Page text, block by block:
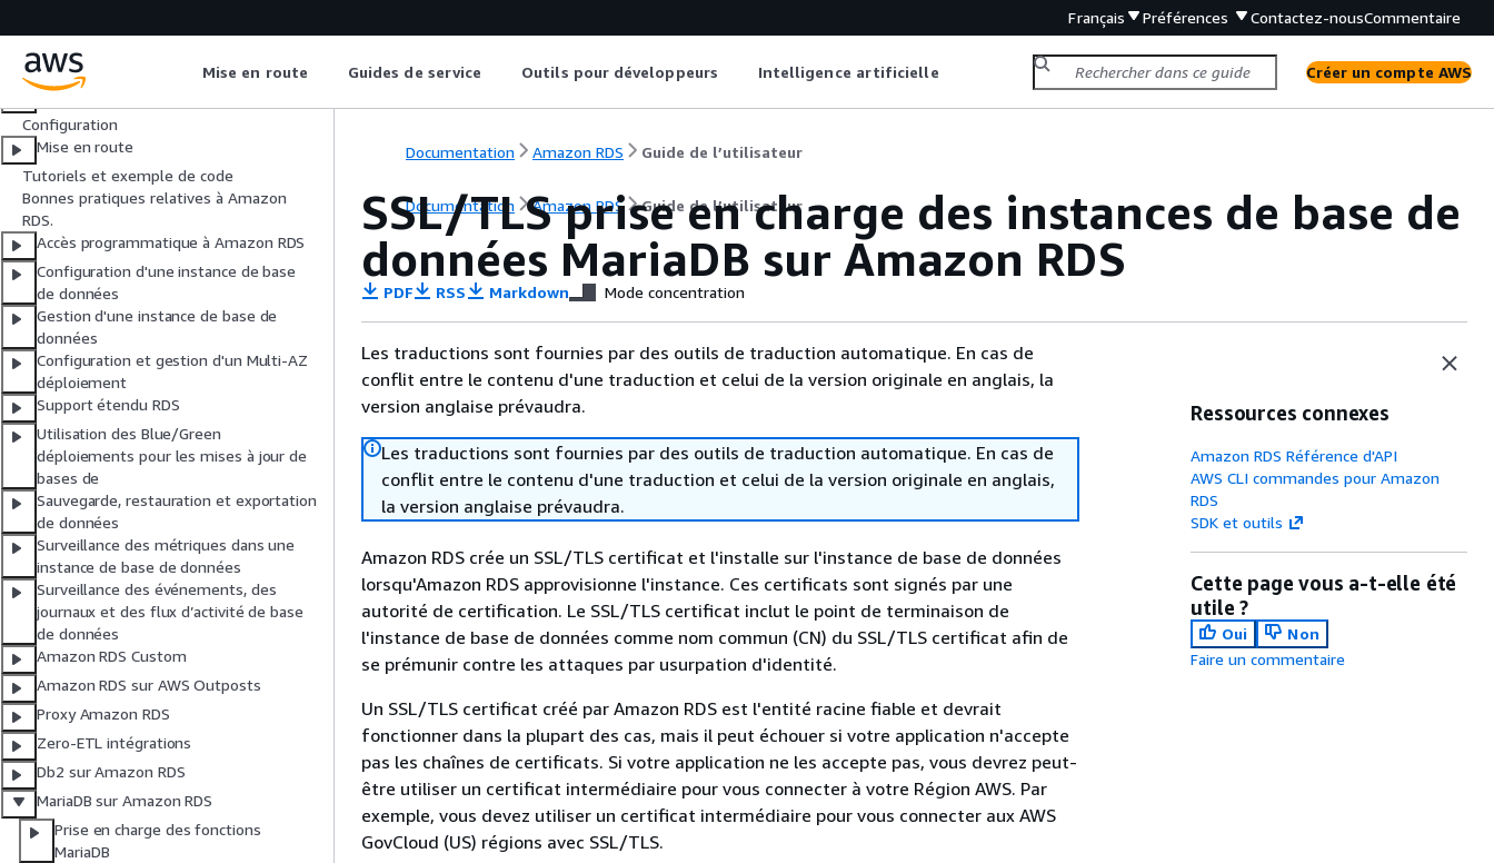
Français Préférences Contactez-nousCommentaire
Mise en route Guides de service Outils pour développeurs Intelligence artificielle Créer un compte AWS
Qu'est-ce que Amazon RDS ?
Configuration
Mise en route
Tutoriels et exemple de code
Bonnes pratiques relatives à Amazon
RDS.
Accès programmatique à Amazon RDS
Configuration d'une instance de base
de données
Gestion d'une instance de base de
données
Configuration et gestion d'un Multi-AZ
déploiement
Support étendu RDS
Utilisation des Blue/Green
déploiements pour les mises à jour de
bases de
Sauvegarde, restauration et exportation
de données
Surveillance des métriques dans une
instance de base de données
Surveillance des événements, des
journaux et des flux d’activité de base
de données
Amazon RDS Custom
Amazon RDS sur AWS Outposts
Proxy Amazon RDS
Zero-ETL intégrations
Db2 sur Amazon RDS
MariaDB sur Amazon RDS
Prise en charge des fonctions
MariaDB
Documentation Amazon RDS Guide de l’utilisateur
Documentation Amazon RDS Guide de l’utilisateur
SSL/TLS prise en charge des instances de base de
données MariaDB sur Amazon RDS
PDF RSS Markdown Mode concentration
Les traductions sont fournies par des outils de traduction automatique. En cas de
conflit entre le contenu d'une traduction et celui de la version originale en anglais, la
version anglaise prévaudra.
Les traductions sont fournies par des outils de traduction automatique. En cas de
conflit entre le contenu d'une traduction et celui de la version originale en anglais,
la version anglaise prévaudra.
Amazon RDS crée un SSL/TLS certificat et l'installe sur l'instance de base de données
lorsqu'Amazon RDS approvisionne l'instance. Ces certificats sont signés par une
autorité de certification. Le SSL/TLS certificat inclut le point de terminaison de
l'instance de base de données comme nom commun (CN) du SSL/TLS certificat afin de
se prémunir contre les attaques par usurpation d'identité.
Un SSL/TLS certificat créé par Amazon RDS est l'entité racine fiable et devrait
fonctionner dans la plupart des cas, mais il peut échouer si votre application n'accepte
pas les chaînes de certificats. Si votre application ne les accepte pas, vous devrez peut-
être utiliser un certificat intermédiaire pour vous connecter à votre Région AWS. Par
exemple, vous devez utiliser un certificat intermédiaire pour vous connecter aux AWS
GovCloud (US) régions avec SSL/TLS.
Ressources connexes
Amazon RDS Référence d'API
AWS CLI commandes pour Amazon
RDS
SDK et outils
Cette page vous a-t-elle été
utile ?
Oui
Non
Faire un commentaire